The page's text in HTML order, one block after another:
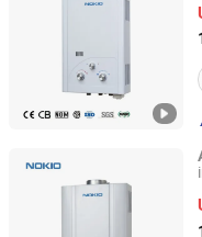
Fo Shan City Nokio